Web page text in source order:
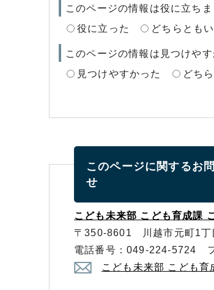
このページの情報は役に立ちま
役に立った
どちらとも
このページの情報は見つけや
見つけやすかった
どち
このページに関するお
せ
こども未来部 こども育成課
〒350-8601 川越市元町1丁
電話番号：049-224-5724
こども未来部 こども育